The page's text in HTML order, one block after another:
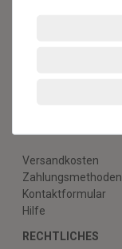
Versandkosten
Kontaktformular
Hilfe
RECHTLICHES